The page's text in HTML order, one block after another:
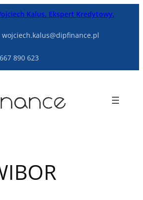
Kalus. Ekspert Kredytowy.
wojciech.kalus@dipfinance.pl
667 890 623